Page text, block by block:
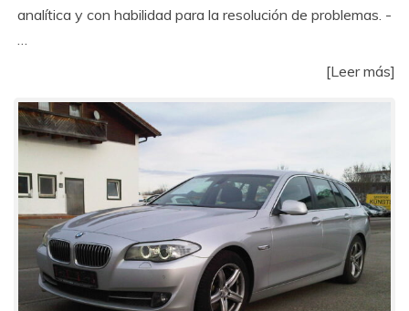
analítica y con habilidad para la resolución de problemas. -
[Leer más]